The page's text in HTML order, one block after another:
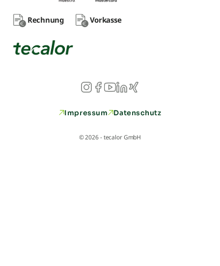
Rechnung Vorkasse
Impressum Datenschutz
© 2026 - tecalor GmbH